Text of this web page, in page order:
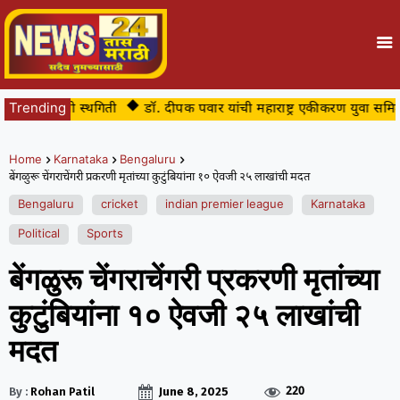
Trendingस्थगिती डॉ. दीपक पवार यांची महाराष्ट्र एकीकरण युवा समिती
Home Karnataka
Bengaluru
बेंगळुरू चेंगराचेंगरी प्रकरणी मृतांच्या कुटुंबियांना १० ऐवजी २५ लाखांची मदत
Bengaluru
cricket indian premier league
Karnataka
Political
Sports
बेंगळुरू चेंगराचेंगरी प्रकरणी मृतांच्या
कुटुंबियांना १० ऐवजी २५ लाखांची
मदत
By : Rohan Patil June 8, 2025 220